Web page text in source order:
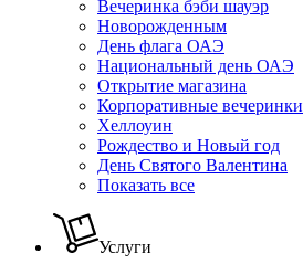
Вечеринка бэби шауэр
Новорожденным
День флага ОАЭ
Национальный день ОАЭ
Открытие магазина
Корпоративные вечеринки
Хеллоуин
Рождество и Новый год
День Святого Валентина
Показать все
Услуги